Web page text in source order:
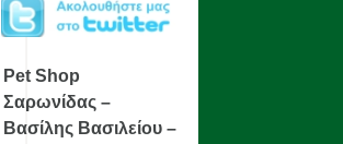
Pet Shop
Σαρωνίδας –
Βασίλης Βασιλείου –